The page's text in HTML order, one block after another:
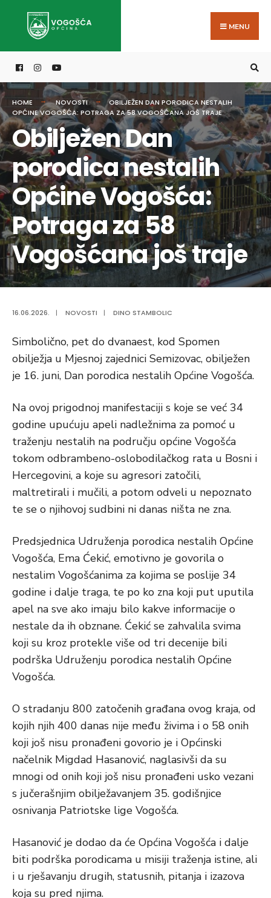
MENU
HOME NOVOSTI
OBILJEŽEN DAN PORODICA NESTALIH
OPĆINE VOGOŠĆA: POTRAGA ZA 58 VOGOŠĆANA JOŠ TRAJE
Obilježen Dan
porodica nestalih
Općine Vogošća:
Potraga za 58
Vogošćana još traje
16.06.2026. | NOVOSTI | DINO STAMBOLIC
Simbolično, pet do dvanaest, kod Spomen
obilježja u Mjesnoj zajednici Semizovac, obilježen
je 16. juni, Dan porodica nestalih Općine Vogošća.
Na ovoj prigodnoj manifestaciji s koje se već 34
godine upućuju apeli nadležnima za pomoć u
traženju nestalih na području općine Vogošća
tokom odbrambeno-oslobodilačkog rata u Bosni i
Hercegovini, a koje su agresori zatočili,
maltretirali i mučili, a potom odveli u nepoznato
te se o njihovoj sudbini ni danas ništa ne zna.
Predsjednica Udruženja porodica nestalih Općine
Vogošća, Ema Ćekić, emotivno je govorila o
nestalim Vogošćanima za kojima se poslije 34
godine i dalje traga, te po ko zna koji put uputila
apel na sve ako imaju bilo kakve informacije o
nestale da ih obznane. Ćekić se zahvalila svima
koji su kroz protekle više od tri decenije bili
podrška Udruženju porodica nestalih Općine
Vogošća.
O stradanju 800 zatočenih građana ovog kraja, od
kojih njih 400 danas nije među živima i o 58 onih
koji još nisu pronađeni govorio je i Općinski
načelnik Migdad Hasanović, naglasivši da su
mnogi od onih koji još nisu pronađeni usko vezani
s jučerašnjim obilježavanjem 35. godišnjice
osnivanja Patriotske lige Vogošća.
Hasanović je dodao da će Općina Vogošća i dalje
biti podrška porodicama u misiji traženja istine, ali
i u rješavanju drugih, statusnih, pitanja i izazova
koja su pred njima.
for: